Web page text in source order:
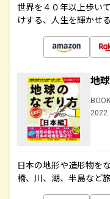
世界を４０年以上歩い
けする、人生を輝かせ
地
日本の地形や造形物を
橋、川、湖、半島など